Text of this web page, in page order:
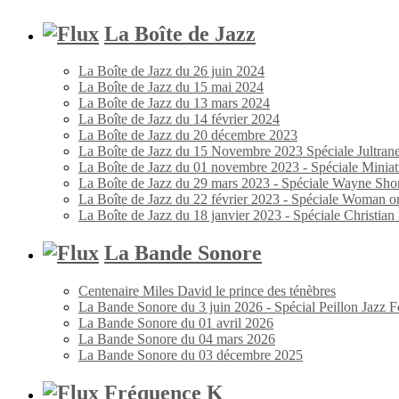
La Boîte de Jazz
La Boîte de Jazz du 26 juin 2024
La Boîte de Jazz du 15 mai 2024
La Boîte de Jazz du 13 mars 2024
La Boîte de Jazz du 14 février 2024
La Boîte de Jazz du 20 décembre 2023
La Boîte de Jazz du 15 Novembre 2023 Spéciale
La Boîte de Jazz du 01 novembre 2023 - Spéciale
La Boîte de Jazz du 29 mars 2023 - Spéciale Wayne
La Boîte de Jazz du 22 février 2023 - Spéciale Woman
La Boîte de Jazz du 18 janvier 2023 - Spéciale Christian
La Bande Sonore
Centenaire Miles David le prince des ténèbres
La Bande Sonore du 3 juin 2026 - Spécial Peillon Jazz
La Bande Sonore du 01 avril 2026
La Bande Sonore du 04 mars 2026
La Bande Sonore du 03 décembre 2025
Fréquence K